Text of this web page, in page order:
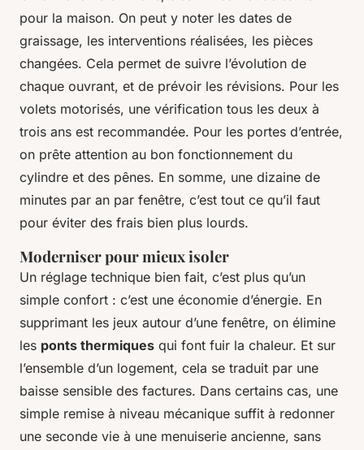
pour la maison. On peut y noter les dates de
graissage, les interventions réalisées, les pièces
changées. Cela permet de suivre l’évolution de
chaque ouvrant, et de prévoir les révisions. Pour les
volets motorisés, une vérification tous les deux à
trois ans est recommandée. Pour les portes d’entrée,
on prête attention au bon fonctionnement du
cylindre et des pênes. En somme, une dizaine de
minutes par an par fenêtre, c’est tout ce qu’il faut
pour éviter des frais bien plus lourds.
Moderniser pour mieux isoler
Un réglage technique bien fait, c’est plus qu’un
simple confort : c’est une économie d’énergie. En
supprimant les jeux autour d’une fenêtre, on élimine
les ponts thermiques qui font fuir la chaleur. Et sur
l’ensemble d’un logement, cela se traduit par une
baisse sensible des factures. Dans certains cas, une
simple remise à niveau mécanique suffit à redonner
une seconde vie à une menuiserie ancienne, sans